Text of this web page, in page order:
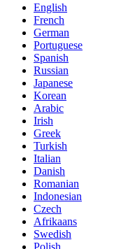
English
French
German
Portuguese
Spanish
Russian
Japanese
Korean
Arabic
Irish
Greek
Turkish
Italian
Danish
Romanian
Indonesian
Czech
Afrikaans
Swedish
Polish